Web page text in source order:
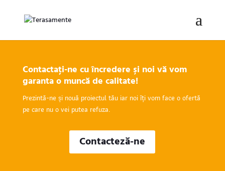
Contactaţi-ne cu încredere şi noi vă vom
garanta o muncă de calitate!
Prezintă-ne și nouă proiectul tău iar noi îți vom face o ofertă
pe care nu o vei putea refuza.
Contacteză-ne